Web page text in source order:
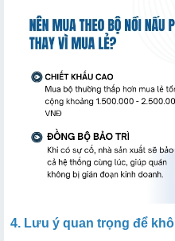
4. Lưu ý quan trọng để